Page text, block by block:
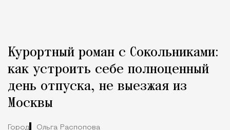
Курортный роман с Сокольниками:
как устроить себе полноценный
день отпуска, не выезжая из
Москвы
Город Ольга Распопова